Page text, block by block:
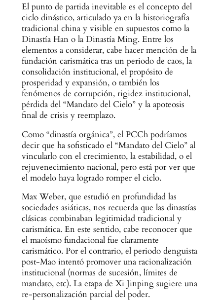
El punto de partida inevitable es el concepto del
ciclo dinástico, articulado ya en la historiografía
tradicional china y visible en supuestos como la
Dinastía Han o la Dinastía Ming. Entre los
elementos a considerar, cabe hacer mención de la
fundación carismática tras un periodo de caos, la
consolidación institucional, el propósito de
prosperidad y expansión, o también los
fenómenos de corrupción, rigidez institucional,
pérdida del “Mandato del Cielo” y la apoteosis
final de crisis y reemplazo.
Como “dinastía orgánica”, el PCCh podríamos
decir que ha sofisticado el “Mandato del Cielo” al
vincularlo con el crecimiento, la estabilidad, o el
rejuvenecimiento nacional, pero está por ver que
el modelo haya logrado romper el ciclo.
Max Weber, que estudió en profundidad las
sociedades asiáticas, nos recuerda que las dinastías
clásicas combinaban legitimidad tradicional y
carismática. En este sentido, cabe reconocer que
el maoísmo fundacional fue claramente
carismático. Por el contrario, el periodo denguista
post-Mao intentó promover una racionalización
institucional (normas de sucesión, límites de
mandato, etc). La etapa de Xi Jinping sugiere una
re-personalización parcial del poder.